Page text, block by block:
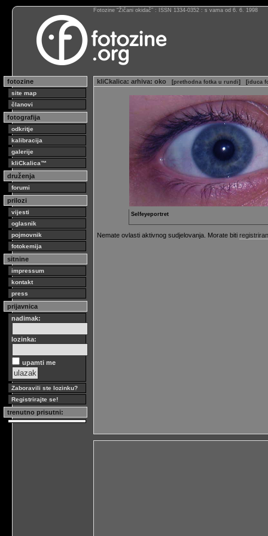
Fotozine “Žičani okidač” : ISSN 1334-0352 : s vama od 6. 6. 1998
fotozine
site map
članovi
fotografija
odkritje
kalibracija
galerije
kliCkalica™
druženja
forumi
prilozi
vijesti
oglasnik
pojmovnik
fotokemija
sitnine
impressum
kontakt
press
prijavnica
nadimak:
lozinka:
upamti me
Zaboravili ste lozinku?
Registrirajte se!
trenutno prisutni:
kliCkalica: arhiva: oko [prethodna fotka u rundi] [iduca
Selfeyeportret
Nemate ovlasti aktivnog sudjelovanja. Morate biti